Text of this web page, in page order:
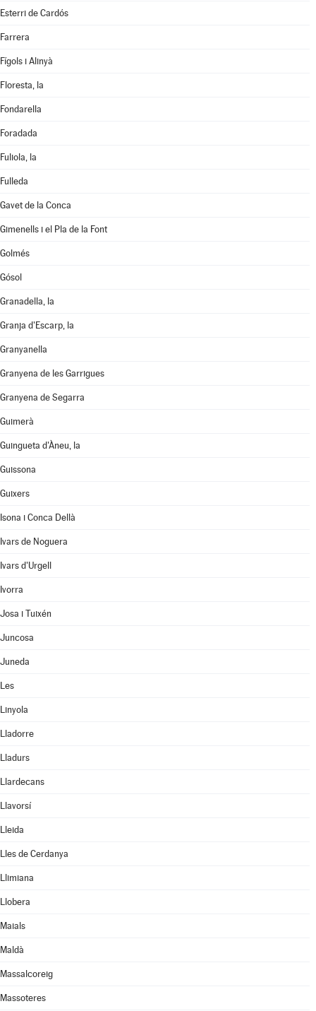
Esterri de Cardós
Farrera
Fígols i Alinyà
Floresta, la
Fondarella
Foradada
Fuliola, la
Fulleda
Gavet de la Conca
Gimenells i el Pla de la Font
Golmés
Gósol
Granadella, la
Granja d'Escarp, la
Granyanella
Granyena de les Garrigues
Granyena de Segarra
Guimerà
Guingueta d'Àneu, la
Guissona
Guixers
Isona i Conca Dellà
Ivars de Noguera
Ivars d'Urgell
Ivorra
Josa i Tuixén
Juncosa
Juneda
Les
Linyola
Lladorre
Lladurs
Llardecans
Llavorsí
Lleida
Lles de Cerdanya
Llimiana
Llobera
Maials
Maldà
Massalcoreig
Massoteres